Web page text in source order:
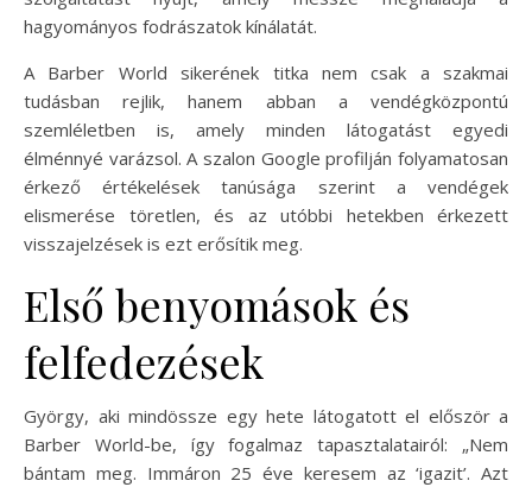
hagyományos fodrászatok kínálatát.
A Barber World sikerének titka nem csak a szakmai
tudásban rejlik, hanem abban a vendégközpontú
szemléletben is, amely minden látogatást egyedi
élménnyé varázsol. A szalon Google profilján folyamatosan
érkező értékelések tanúsága szerint a vendégek
elismerése töretlen, és az utóbbi hetekben érkezett
visszajelzések is ezt erősítik meg.
Első benyomások és
felfedezések
György, aki mindössze egy hete látogatott el először a
Barber World-be, így fogalmaz tapasztalatairól: „Nem
bántam meg. Immáron 25 éve keresem az ‘igazit’. Azt